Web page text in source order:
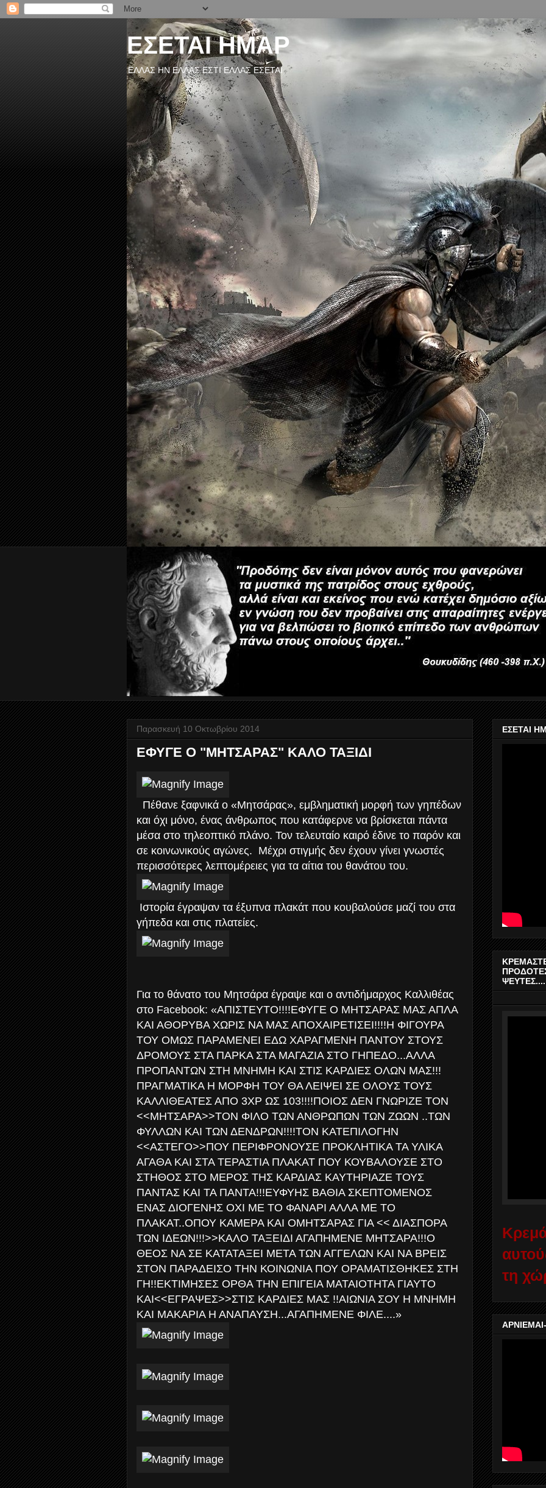
ΕΣΕΤΑΙ ΗΜΑΡ
ΕΛΛΑΣ ΗΝ ΕΛΛΑΣ ΕΣΤΙ ΕΛΛΑΣ ΕΣΕΤΑΙ
Παρασκευή 10 Οκτωβρίου 2014
ΕΦΥΓΕ Ο "ΜΗΤΣΑΡΑΣ" ΚΑΛΟ ΤΑΞΙΔΙ
Πέθανε ξαφνικά ο «Μητσάρας», εμβληματική μορφή των γηπέδων
και όχι μόνο, ένας άνθρωπος που κατάφερνε να βρίσκεται πάντα
μέσα στο τηλεοπτικό πλάνο. Τον τελευταίο καιρό έδινε το παρόν και
σε κοινωνικούς αγώνες. Μέχρι στιγμής δεν έχουν γίνει γνωστές
περισσότερες λεπτομέρειες για τα αίτια του θανάτου του.
Ιστορία έγραψαν τα έξυπνα πλακάτ που κουβαλούσε μαζί του στα
γήπεδα και στις πλατείες.
Για το θάνατο του Μητσάρα έγραψε και ο αντιδήμαρχος Καλλιθέας
στο Facebook: «ΑΠΙΣΤΕΥΤΟ!!!!ΕΦΥΓΕ Ο ΜΗΤΣΑΡΑΣ ΜΑΣ ΑΠΛΑ
ΚΑΙ ΑΘΟΡΥΒΑ ΧΩΡΙΣ ΝΑ ΜΑΣ ΑΠΟΧΑΙΡΕΤΙΣΕΙ!!!!Η ΦΙΓΟΥΡΑ
ΤΟΥ ΟΜΩΣ ΠΑΡΑΜΕΝΕΙ ΕΔΩ ΧΑΡΑΓΜΕΝΗ ΠΑΝΤΟΥ ΣΤΟΥΣ
ΔΡΟΜΟΥΣ ΣΤΑ ΠΑΡΚΑ ΣΤΑ ΜΑΓΑΖΙΑ ΣΤΟ ΓΗΠΕΔΟ...ΑΛΛΑ
ΠΡΟΠΑΝΤΩΝ ΣΤΗ ΜΝΗΜΗ ΚΑΙ ΣΤΙΣ ΚΑΡΔΙΕΣ ΟΛΩΝ ΜΑΣ!!!
ΠΡΑΓΜΑΤΙΚΑ Η ΜΟΡΦΗ ΤΟΥ ΘΑ ΛΕΙΨΕΙ ΣΕ ΟΛΟΥΣ ΤΟΥΣ
ΚΑΛΛΙΘΕΑΤΕΣ ΑΠΟ 3ΧΡ ΩΣ 103!!!!ΠΟΙΟΣ ΔΕΝ ΓΝΩΡΙΖΕ ΤΟΝ
<<ΜΗΤΣΑΡΑ>>ΤΟΝ ΦΙΛΟ ΤΩΝ ΑΝΘΡΩΠΩΝ ΤΩΝ ΖΩΩΝ ..ΤΩΝ
ΦΥΛΛΩΝ ΚΑΙ ΤΩΝ ΔΕΝΔΡΩΝ!!!!ΤΟΝ ΚΑΤΕΠΙΛΟΓΗΝ
<<ΑΣΤΕΓΟ>>ΠΟΥ ΠΕΡΙΦΡΟΝΟΥΣΕ ΠΡΟΚΛΗΤΙΚΑ ΤΑ ΥΛΙΚΑ
ΑΓΑΘΑ ΚΑΙ ΣΤΑ ΤΕΡΑΣΤΙΑ ΠΛΑΚΑΤ ΠΟΥ ΚΟΥΒΑΛΟΥΣΕ ΣΤΟ
ΣΤΗΘΟΣ ΣΤΟ ΜΕΡΟΣ ΤΗΣ ΚΑΡΔΙΑΣ ΚΑΥΤΗΡΙΑΖΕ ΤΟΥΣ
ΠΑΝΤΑΣ ΚΑΙ ΤΑ ΠΑΝΤΑ!!!ΕΥΦΥΗΣ ΒΑΘΙΑ ΣΚΕΠΤΟΜΕΝΟΣ
ΕΝΑΣ ΔΙΟΓΕΝΗΣ ΟΧΙ ΜΕ ΤΟ ΦΑΝΑΡΙ ΑΛΛΑ ΜΕ ΤΟ
ΠΛΑΚΑΤ..ΟΠΟΥ ΚΑΜΕΡΑ ΚΑΙ ΟΜΗΤΣΑΡΑΣ ΓΙΑ << ΔΙΑΣΠΟΡΑ
ΤΩΝ ΙΔΕΩΝ!!!>>ΚΑΛΟ ΤΑΞΕΙΔΙ ΑΓΑΠΗΜΕΝΕ ΜΗΤΣΑΡΑ!!!Ο
ΘΕΟΣ ΝΑ ΣΕ ΚΑΤΑΤΑΞΕΙ ΜΕΤΑ ΤΩΝ ΑΓΓΕΛΩΝ ΚΑΙ ΝΑ ΒΡΕΙΣ
ΣΤΟΝ ΠΑΡΑΔΕΙΣΟ ΤΗΝ ΚΟΙΝΩΝΙΑ ΠΟΥ ΟΡΑΜΑΤΙΣΘΗΚΕΣ ΣΤΗ
ΓΗ!!ΕΚΤΙΜΗΣΕΣ ΟΡΘΑ ΤΗΝ ΕΠΙΓΕΙΑ ΜΑΤΑΙΟΤΗΤΑ ΓΙΑΥΤΟ
ΚΑΙ<<ΕΓΡΑΨΕΣ>>ΣΤΙΣ ΚΑΡΔΙΕΣ ΜΑΣ !!ΑΙΩΝΙΑ ΣΟΥ Η ΜΝΗΜΗ
ΚΑΙ ΜΑΚΑΡΙΑ Η ΑΝΑΠΑΥΣΗ...ΑΓΑΠΗΜΕΝΕ ΦΙΛΕ....»
ΕΣΕΤΑΙ
τη